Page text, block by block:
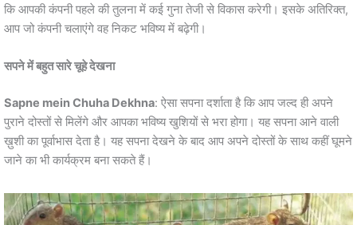
कि आपकी कंपनी पहले की तुलना में कई गुना तेजी से विकास करेगी। इसके अतिरिक्त,
आप जो कंपनी चलाएंगे वह निकट भविष्य में बढ़ेगी।
सपने में बहुत सारे चूहे देखना
Sapne mein Chuha Dekhna: ऐसा सपना दर्शाता है कि आप जल्द ही अपने
पुराने दोस्तों से मिलेंगे और आपका भविष्य खुशियों से भरा होगा। यह सपना आने वाली
ख़ुशी का पूर्वाभास देता है। यह सपना देखने के बाद आप अपने दोस्तों के साथ कहीं घूमने
जाने का भी कार्यक्रम बना सकते हैं।